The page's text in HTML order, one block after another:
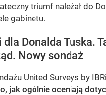
triumf należał do
gabinetu.
Donalda Tuska.
Nowy sondaż
United Surveys by
jak ogólnie oceniają